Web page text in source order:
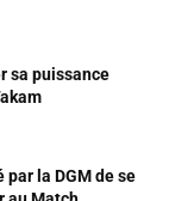
sa puissance
par la DGM de se